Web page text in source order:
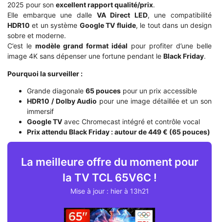
2025 pour son excellent rapport qualité/prix.
Elle embarque une dalle VA Direct LED, une compatibilité
HDR10 et un système Google TV fluide, le tout dans un design
sobre et moderne.
C’est le modèle grand format idéal pour profiter d’une belle
image 4K sans dépenser une fortune pendant le Black Friday.
Pourquoi la surveiller :
Grande diagonale 65 pouces pour un prix accessible
HDR10 / Dolby Audio pour une image détaillée et un son
immersif
Google TV avec Chromecast intégré et contrôle vocal
Prix attendu Black Friday : autour de 449 € (65 pouces)
La meilleure offre du moment pour
la TV TCL 65V6C !
Mise à jour : hier à 13h21